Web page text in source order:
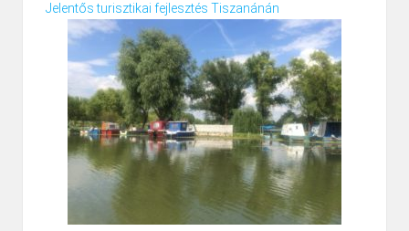
Jelentős turisztikai fejlesztés Tiszanánán